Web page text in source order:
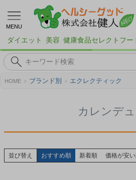
MENU
ダイエット 美容 健康食品セレクトフー
HOME ブランド別 エクレクティック
カレンデュ
並び替え おすすめ順 新着順 価格が安